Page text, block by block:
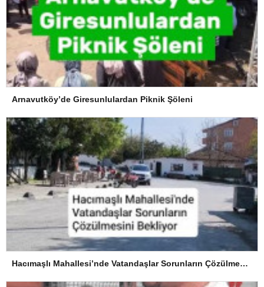
Arnavutköy’de Giresunlulardan Piknik Şöleni
Hacımaşlı Mahallesi’nde Vatandaşlar Sorunların Çözülmesini Bekliyor